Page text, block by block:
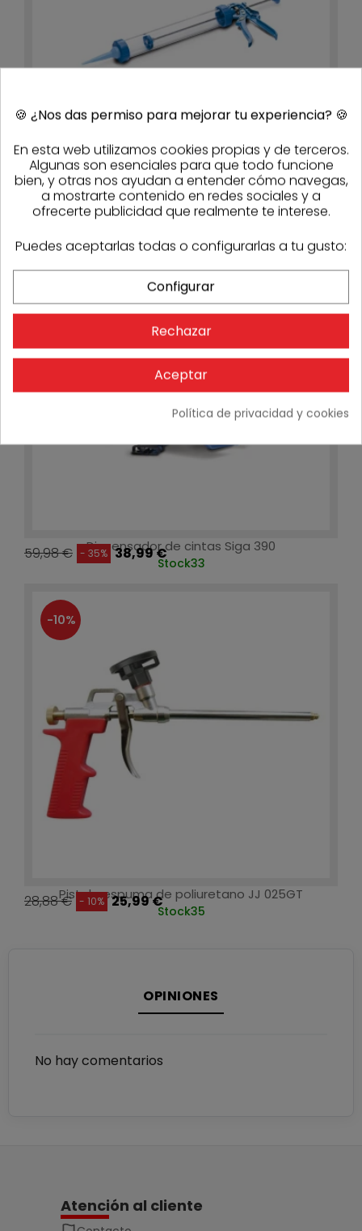
Pistola bolsa tubular Siga 381
121,86 € - 35% 79,21 €
3-4 días
-35%
Dispensador de cintas Siga 390
59,98 € - 35% 38,99 €
Stock33
-10%
Pistola espuma de poliuretano JJ 025GT
28,88 € - 10% 25,99 €
Stock35
OPINIONES
No hay comentarios
Atención al cliente
🍪 ¿Nos das permiso para mejorar tu experiencia? 🍪
En esta web utilizamos cookies propias y de terceros.
Algunas son esenciales para que todo funcione
bien, y otras nos ayudan a entender cómo navegas,
a mostrarte contenido en redes sociales y a
ofrecerte publicidad que realmente te interese.
Puedes aceptarlas todas o configurarlas a tu gusto:
Configurar
Rechazar
Aceptar
Política de privacidad y cookies